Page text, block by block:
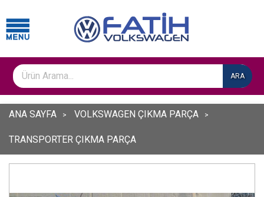
ARA
ANA SAYFA VOLKSWAGEN ÇIKMA PARÇA
TRANSPORTER ÇIKMA PARÇA